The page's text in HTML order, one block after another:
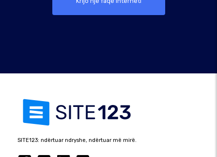
SITE123: ndërtuar ndryshe, ndërtuar më mirë.